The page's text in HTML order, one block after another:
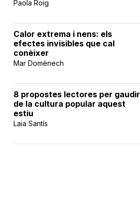
Paola Roig
Calor extrema i nens: els
efectes invisibles que cal
conèixer
Mar Domènech
8 propostes lectores per gaudir
de la cultura popular aquest
estiu
Laia Santís